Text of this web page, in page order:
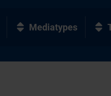
Mediatypes